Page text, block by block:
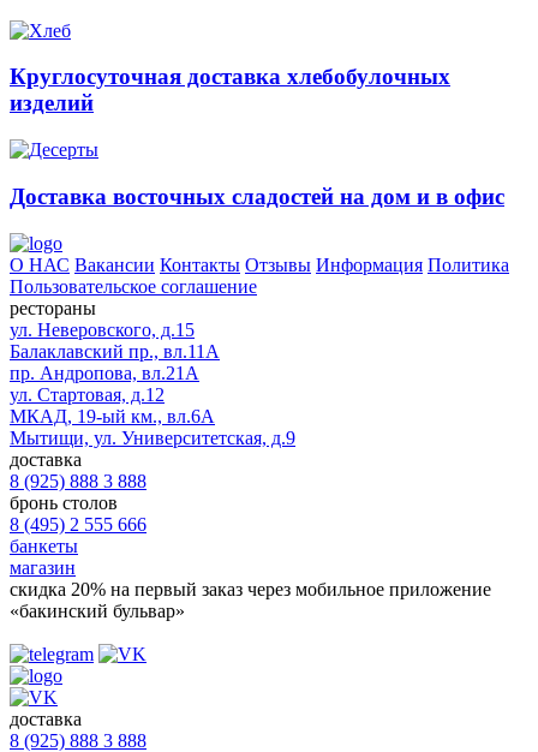
Круглосуточная доставка хлебобулочных
изделий
Доставка восточных сладостей на дом и в офис
О НАС Вакансии Контакты Отзывы Информация Политика
Пользовательское соглашение
рестораны
ул. Неверовского, д.15
Балаклавский пр., вл.11А
пр. Андропова, вл.21А
ул. Стартовая, д.12
МКАД, 19-ый км., вл.6А
Мытищи, ул. Университетская, д.9
доставка
8 (925) 888 3 888
бронь столов
8 (495) 2 555 666
банкеты
магазин
скидка 20% на первый заказ через мобильное приложение
«бакинский бульвар»
доставка
8 (925) 888 3 888